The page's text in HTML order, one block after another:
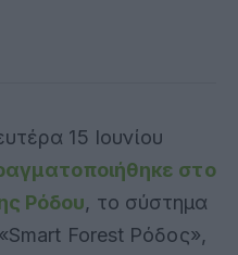
15 Ιουνίου
στο
Ρόδου, το σύστημα
Forest Ρόδος»,